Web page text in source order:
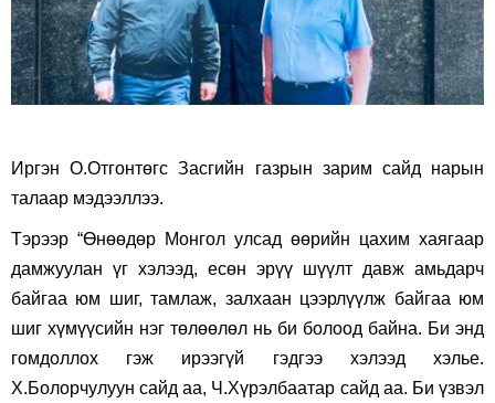
Иргэн О.Отгонтөгс Засгийн газрын зарим сайд нарын
талаар мэдээллээ.
Тэрээр “Өнөөдөр Монгол улсад өөрийн цахим хаягаар
дамжуулан үг хэлээд, есөн эрүү шүүлт давж амьдарч
байгаа юм шиг, тамлаж, залхаан цээрлүүлж байгаа юм
шиг хүмүүсийн нэг төлөөлөл нь би болоод байна. Би энд
гомдоллох гэж ирээгүй гэдгээ хэлээд хэлье.
Х.Болорчулуун сайд аа, Ч.Хүрэлбаатар сайд аа. Би үзвэл